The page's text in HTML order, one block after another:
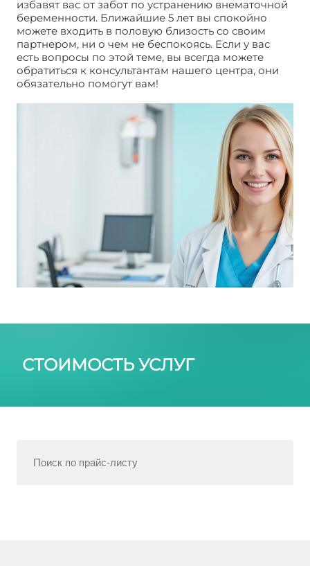
избавят вас от забот по устранению внематочной
беременности. Ближайшие 5 лет вы спокойно
можете входить в половую близость со своим
партнером, ни о чем не беспокоясь. Если у вас
есть вопросы по этой теме, вы всегда можете
обратиться к консультантам нашего центра, они
обязательно помогут вам!
СТОИМОСТЬ УСЛУГ